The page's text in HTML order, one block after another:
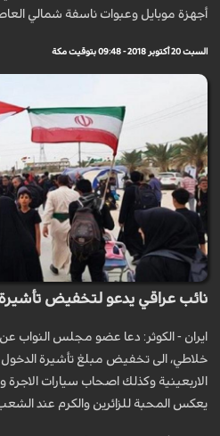
أجهزة موبايل وعبوات ناسفة شمالي
السبت 20 أكتوبر 2018 - 09:48 بتوقيت مكة
نائب عراقي يدعو لتخفيض تأشيرة
ايران - الكوثر: دعا عضو مجلس النواب
خلاطي، الى تخفيض مبلغ تأشيرة الدخول
الاربعينية وكذلك اصحاب سيارات الاجرة
يعكس المحبة للزائرين والكرم عند الشعب